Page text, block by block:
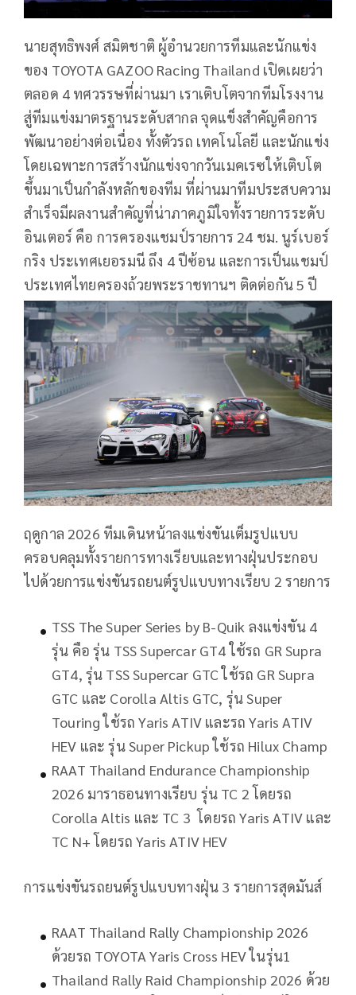
นายสุทธิพงศ์ สมิตชาติ ผู้อำนวยการทีมและนักแข่ง
ของ TOYOTA GAZOO Racing Thailand เปิดเผยว่า
ตลอด 4 ทศวรรษที่ผ่านมา เราเติบโตจากทีมโรงงาน
สู่ทีมแข่งมาตรฐานระดับสากล จุดแข็งสำคัญคือการ
พัฒนาอย่างต่อเนื่อง ทั้งตัวรถ เทคโนโลยี และนักแข่ง
โดยเฉพาะการสร้างนักแข่งจากวันเมคเรซให้เติบโต
ขึ้นมาเป็นกำลังหลักของทีม ที่ผ่านมาทีมประสบความ
สำเร็จมีผลงานสำคัญที่น่าภาคภูมิใจทั้งรายการระดับ
อินเตอร์ คือ การครองแชมป์รายการ 24 ชม. นูร์เบอร์
กริง ประเทศเยอรมนี ถึง 4 ปีซ้อน และการเป็นแชมป์
ประเทศไทยครองถ้วยพระราชทานฯ ติดต่อกัน 5 ปี
ฤดูกาล 2026 ทีมเดินหน้าลงแข่งขันเต็มรูปแบบ
ครอบคลุมทั้งรายการทางเรียบและทางฝุ่นประกอบ
ไปด้วยการแข่งขันรถยนต์รูปแบบทางเรียบ 2 รายการ
TSS The Super Series by B-Quik ลงแข่งขัน 4
รุ่น คือ รุ่น TSS Supercar GT4 ใช้รถ GR Supra
GT4, รุ่น TSS Supercar GTC ใช้รถ GR Supra
GTC และ Corolla Altis GTC, รุ่น Super
Touring ใช้รถ Yaris ATIV และรถ Yaris ATIV
HEV และ รุ่น Super Pickup ใช้รถ Hilux Champ
RAAT Thailand Endurance Championship
2026 มาราธอนทางเรียบ รุ่น TC 2 โดยรถ
Corolla Altis และ TC 3 โดยรถ Yaris ATIV และ
TC N+ โดยรถ Yaris ATIV HEV
การแข่งขันรถยนต์รูปแบบทางฝุ่น 3 รายการสุดมันส์
RAAT Thailand Rally Championship 2026
ด้วยรถ TOYOTA Yaris Cross HEV ในรุ่น1
Thailand Rally Raid Championship 2026 ด้วย